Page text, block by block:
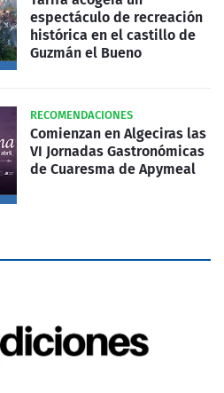
espectáculo de recreación
histórica en el castillo de
Guzmán el Bueno
RECOMENDACIONES
Comienzan en Algeciras las
VI Jornadas Gastronómicas
de Cuaresma de Apymeal